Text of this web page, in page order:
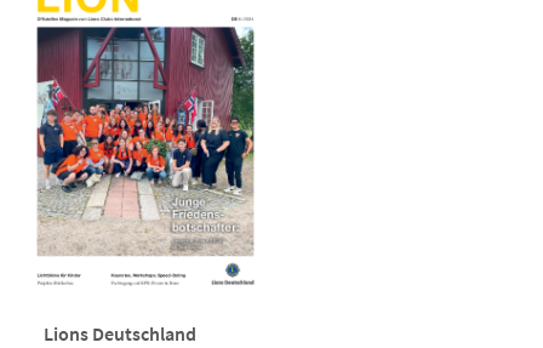
Lions Deutschland